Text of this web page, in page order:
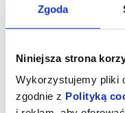
Zgoda
Niniejsza strona
Wykorzystujemy pliki
zgodnie z Polityką
Jego kompozycje.
Artyści graja na
Koncerty maja formę XIX
inspirowane jest XIX
żyrandole i stylowe
Koncertowa Fryderyk
kameralną w Warszawie.